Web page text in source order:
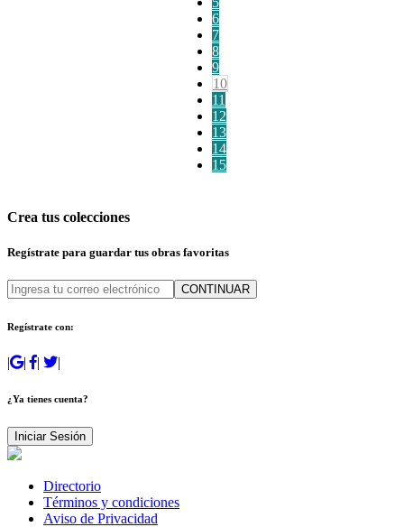
6
7
8
9
10
11
12
13
14
15
Crea tus colecciones
Regístrate para guardar tus obras favoritas
CONTINUAR
Regístrate con:
| | | |
¿Ya tienes cuenta?
Iniciar Sesión
Directorio
Términos y condiciones
Aviso de Privacidad